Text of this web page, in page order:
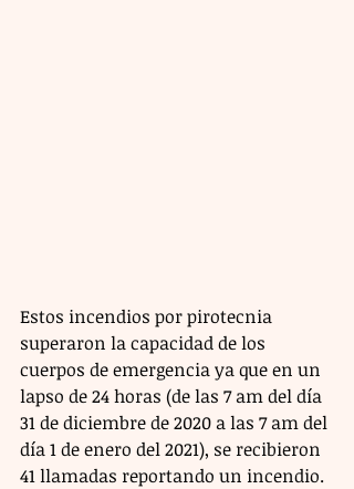
Estos incendios por pirotecnia
superaron la capacidad de los
cuerpos de emergencia ya que en un
lapso de 24 horas (de las 7 am del día
31 de diciembre de 2020 a las 7 am del
día 1 de enero del 2021), se recibieron
41 llamadas reportando un incendio.